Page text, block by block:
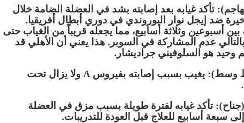
تأكد غيابه بعد إصابته بشد في العضلة الضامة خلال
ضد إيجل نوار البوروندي في دوري أبطال أفريقيا.
بين أسبوعين وثلاثة أسابيع، مما يجعله قريباً من الغياب حتى
عدم المشاركة في السوبر. هذا يعني أن الأهلي قد
وحيد هو السلوفيني جراديشار.
إمام عاشور (خط وسط): يغيب بسبب إصابته بفيروس A ولا يزال تحت
تأكد غيابه لفترة طويلة بسبب مزق في العضلة
إلى سبعة أسابيع للعلاج قبل العودة للتدريبات.